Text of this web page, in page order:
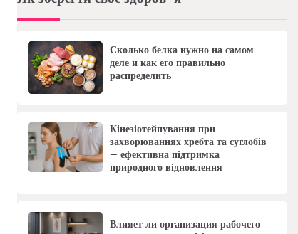
Сколько белка нужно на самом
деле и как его правильно
распределить
Кінезіотейпування при
захворюваннях хребта та суглобів
– ефективна підтримка
природного відновлення
Влияет ли организация рабочего